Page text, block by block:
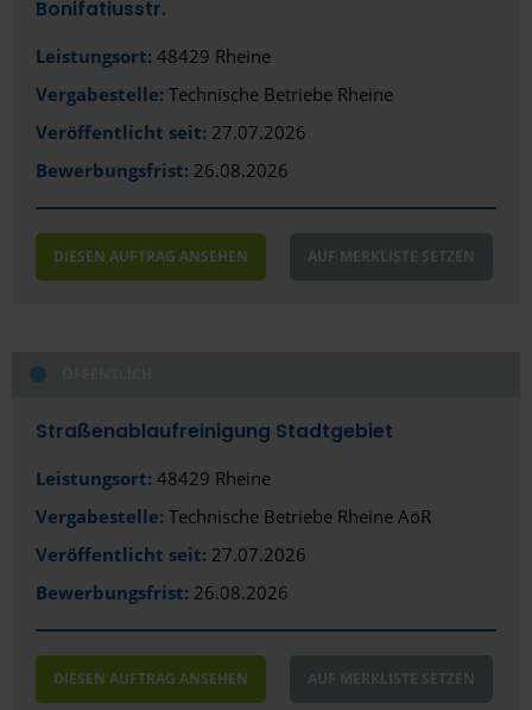
Bonifatiusstr.
Leistungsort: 48429 Rheine
Vergabestelle: Technische Betriebe Rheine
Veröffentlicht seit: 27.07.2026
Bewerbungsfrist: 26.08.2026
DIESEN AUFTRAG ANSEHEN AUF MERKLISTE SETZEN
Straßenablaufreinigung Stadtgebiet
Leistungsort: 48429 Rheine
Vergabestelle: Technische Betriebe Rheine AöR
Veröffentlicht seit: 27.07.2026
Bewerbungsfrist: 26.08.2026
DIESEN AUFTRAG ANSEHEN AUF MERKLISTE SETZEN